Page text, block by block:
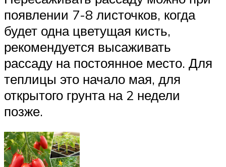
появлении 7-8 листочков, когда
будет одна цветущая кисть,
рекомендуется высаживать
рассаду на постоянное место. Для
теплицы это начало мая, для
открытого грунта на 2 недели
позже.